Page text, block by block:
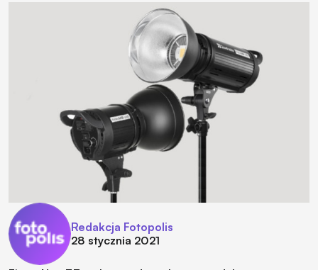
Redakcja Fotopolis
28 stycznia 2021